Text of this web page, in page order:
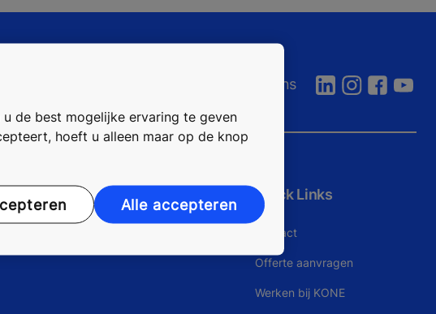
Volg ons
Quick Links
Contact
Offerte aanvragen
Werken bij KONE
de best mogelijke ervaring te geven
hoeft u alleen maar op de knop
Alle accepteren